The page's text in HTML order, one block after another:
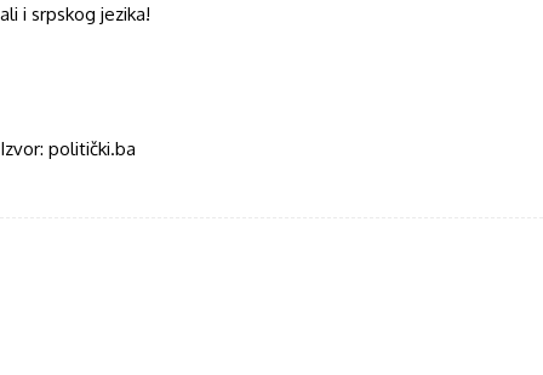
ali i srpskog jezika!
Izvor: politički.ba